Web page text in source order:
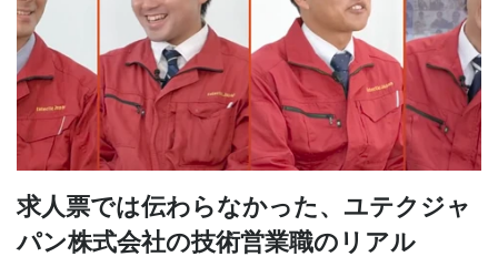
求人票では伝わらなかった、ユテクジャ
パン株式会社の技術営業職のリアル